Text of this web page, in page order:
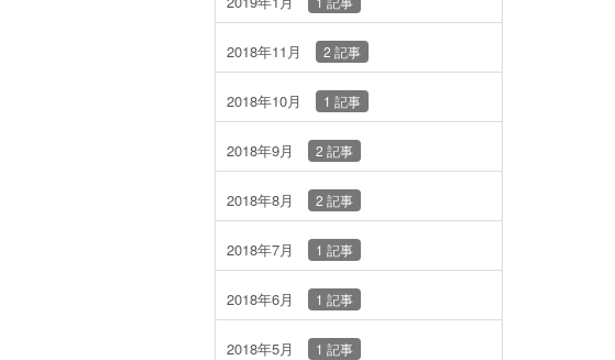
2018年11月 2 記事
2018年10月 1 記事
2018年9月 2 記事
2018年8月 2 記事
2018年7月 1 記事
2018年6月 1 記事
2018年5月 1 記事